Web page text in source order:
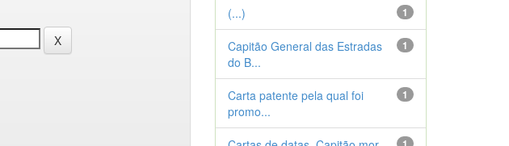
1
(...)
1
Capitão General das Estradas
do B...
1
Carta patente pela qual foi
promo...